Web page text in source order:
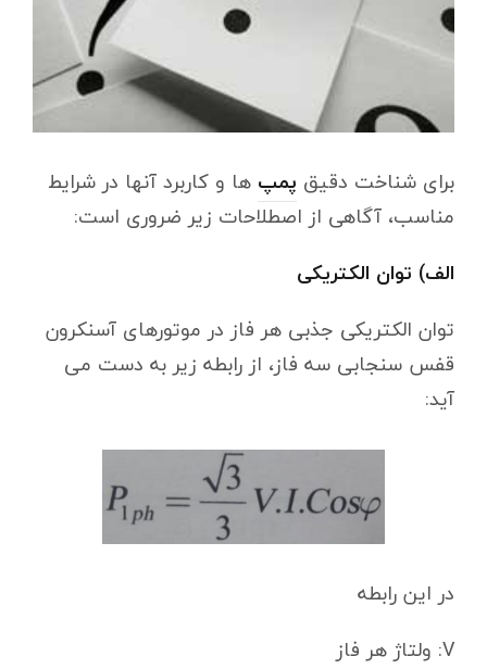
برای شناخت دقیق پمپ ها و کاربرد آنها در شرایط
مناسب، آگاهی از اصطلاحات زیر ضروری است:
الف) توان الکتریکی
توان الکتریکی جذبی هر فاز در موتورهای آسنکرون
قفس سنجابی سه فاز، از رابطه زیر به دست می
آید:
در این رابطه
V: ولتاژ هر فاز